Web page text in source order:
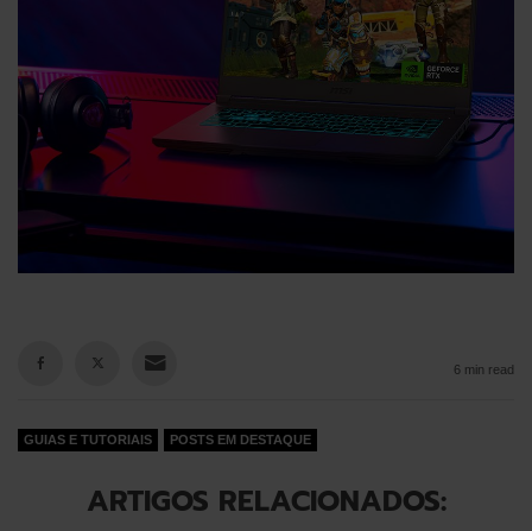
6 min read
GUIAS E TUTORIAIS POSTS EM DESTAQUE
ARTIGOS RELACIONADOS: